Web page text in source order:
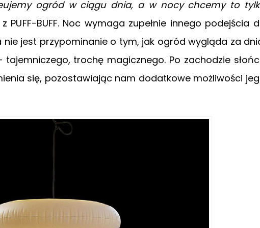
ogród w ciągu dnia, a w nocy chcemy to
BUFF. Noc wymaga zupełnie innego podejścia
nie jest przypominanie o tym, jak ogród wygląda za
trochę magicznego. Po zachodzie
się, pozostawiając nam dodatkowe możliwości